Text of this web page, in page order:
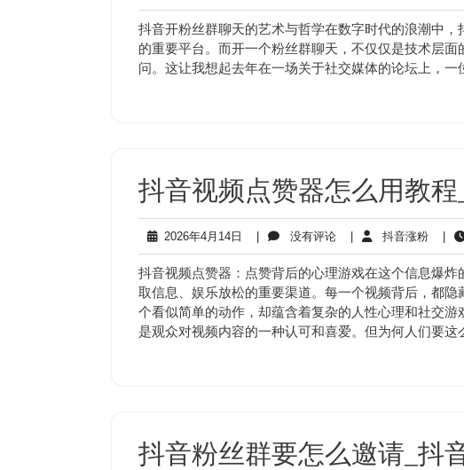
年
5
月
9
日
有
评
论
音
涨
粉
抖音开粉丝群聊天的艺术与哲学在数字时代的浪潮中
的重要平台。而开一个粉丝群聊天，不仅仅是技术层
问。这让我想起去年在一场关于社交媒体的论坛上，
抖音视频点赞器怎么用教
2026年4月14日
2026
年
4
月
14
日
没有评论没
有
评
论
抖音涨粉抖
音
涨
粉
抖音视频点赞器：点赞背后的心理游戏在这个信息爆
取信息、娱乐放松的重要渠道。每一个视频背后，都
个看似简单的动作，却蕴含着复杂的人性心理和社交
是观众对视频内容的一种认可和喜爱。但为何人们要这
抖音粉丝群要怎么邀请_抖